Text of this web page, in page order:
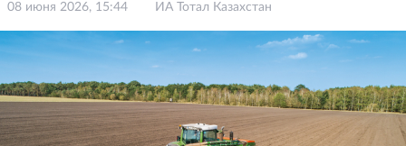
08 июня 2026, 15:44 ИА Тотал Казахстан